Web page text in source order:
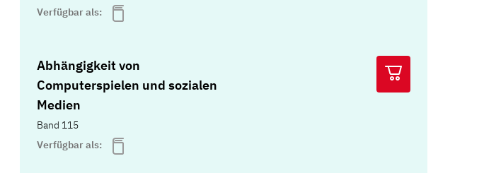
Verfügbar als:
Abhängigkeit von
Computerspielen und sozialen
Medien
Band 115
Verfügbar als: